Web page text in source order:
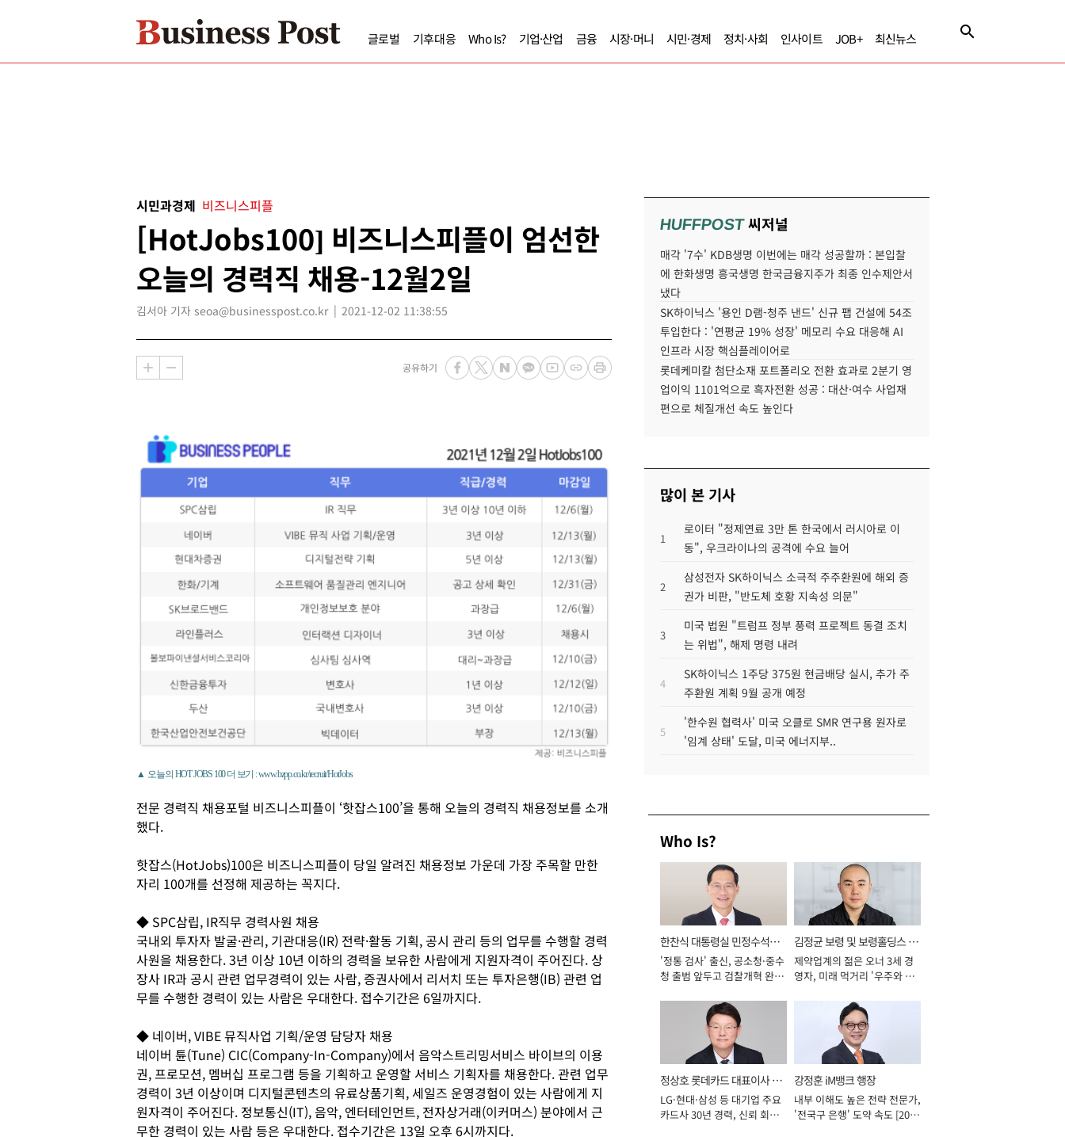
글로벌 기후대응 Who Is? 기업·산업 금융 시장·머니 시민·경제 정치·사회 인사이트 JOB+ 최신뉴스
시민과경제 비즈니스피플
[HotJobs100] 비즈니스피플이 엄선한
오늘의 경력직 채용-12월2일
김서아 기자 seoa@businesspost.co.kr 2021-12-02 11:38:55
공유하기
▲ 오늘의 HOT JOBS 100 더 보기 : www.bzpp.co.kr/recruit/HotJobs
전문 경력직 채용포털 비즈니스피플이 ‘핫잡스100’을 통해 오늘의 경력직 채용정보를 소개
했다.
핫잡스(HotJobs)100은 비즈니스피플이 당일 알려진 채용정보 가운데 가장 주목할 만한
자리 100개를 선정해 제공하는 꼭지다.
◆ SPC삼립, IR직무 경력사원 채용
국내외 투자자 발굴·관리, 기관대응(IR) 전략·활동 기획, 공시 관리 등의 업무를 수행할 경력
사원을 채용한다. 3년 이상 10년 이하의 경력을 보유한 사람에게 지원자격이 주어진다. 상
장사 IR과 공시 관련 업무경력이 있는 사람, 증권사에서 리서치 또는 투자은행(IB) 관련 업
무를 수행한 경력이 있는 사람은 우대한다. 접수기간은 6일까지다.
◆ 네이버, VIBE 뮤직사업 기획/운영 담당자 채용
네이버 튠(Tune) CIC(Company-In-Company)에서 음악스트리밍서비스 바이브의 이용
권, 프로모션, 멤버십 프로그램 등을 기획하고 운영할 서비스 기획자를 채용한다. 관련 업무
경력이 3년 이상이며 디지털콘텐츠의 유료상품기획, 세일즈 운영경험이 있는 사람에게 지
원자격이 주어진다. 정보통신(IT), 음악, 엔터테인먼트, 전자상거래(이커머스) 분야에서 근
무한 경력이 있는 사람 등은 우대한다. 접수기간은 13일 오후 6시까지다.
HUFFPOST씨저널
매각 '7수' KDB생명 이번에는 매각 성공할까 : 본입찰
에 한화생명 흥국생명 한국금융지주가 최종 인수제안서
냈다
SK하이닉스 '용인 D램-청주 낸드' 신규 팹 건설에 54조
투입한다 : '연평균 19% 성장' 메모리 수요 대응해 AI
인프라 시장 핵심플레이어로
롯데케미칼 첨단소재 포트폴리오 전환 효과로 2분기 영
업이익 1101억으로 흑자전환 성공 : 대산·여수 사업재
편으로 체질개선 속도 높인다
많이 본 기사
1
로이터 "정제연료 3만 톤 한국에서 러시아로 이
동", 우크라이나의 공격에 수요 늘어
2
삼성전자 SK하이닉스 소극적 주주환원에 해외 증
권가 비판, "반도체 호황 지속성 의문"
3
미국 법원 "트럼프 정부 풍력 프로젝트 동결 조치
는 위법", 해제 명령 내려
4
SK하이닉스 1주당 375원 현금배당 실시, 추가 주
주환원 계획 9월 공개 예정
5
'한수원 협력사' 미국 오클로 SMR 연구용 원자로
'임계 상태' 도달, 미국 에너지부..
Who Is?
한찬식 대통령실 민정수석비
서관
'정통 검사' 출신, 공소청·중수
청 출범 앞두고 검찰개혁 완수
김정균 보령 및 보령홀딩스 대
표이사 사장
제약업계의 젊은 오너 3세 경
영자, 미래 먹거리 '우주와 헬
정상호 롯데카드 대표이사 사
장
LG·현대·삼성 등 대기업 주요
카드사 30년 경력, 신뢰 회복
강정훈 iM뱅크 행장
내부 이해도 높은 전략 전문가,
'전국구 은행' 도약 속도 [2026